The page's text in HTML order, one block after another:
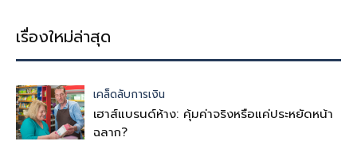
เรื่องใหม่ล่าสุด
เคล็ดลับการเงิน
เฮาส์แบรนด์ห้าง: คุ้มค่าจริงหรือแค่ประหยัดหน้า
ฉลาก?